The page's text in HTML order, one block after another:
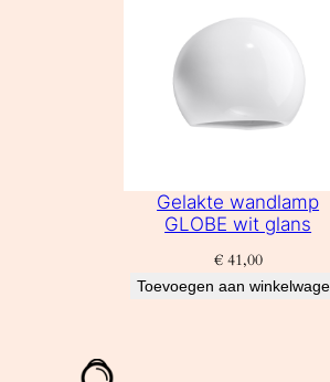
Gelakte wandlamp
GLOBE wit glans
€41,00
Toevoegen aan